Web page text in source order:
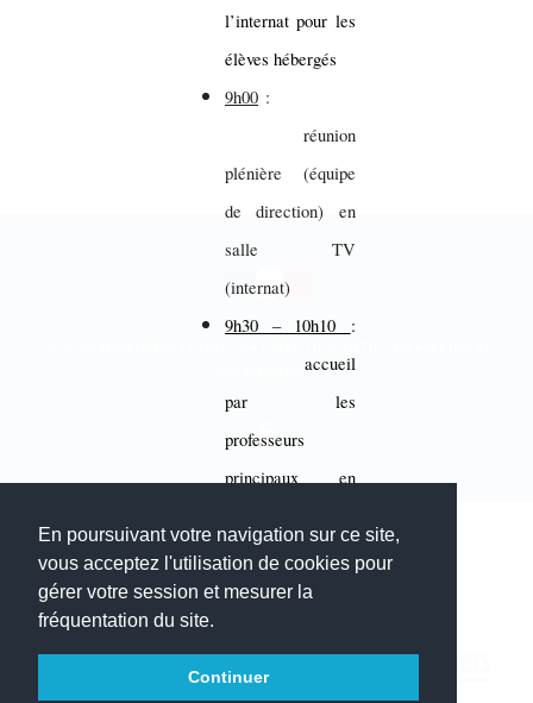
En poursuivant votre navigation sur ce site,
vous acceptez l'utilisation de cookies pour
gérer votre session et mesurer la
fréquentation du site.
Continuer
l’internat pour les
élèves hébergés
9h00 :
réunion
plénière (équipe
de direction) en
salle TV
(internat)
9h30 – 10h10 :
accueil
par les
professeurs
principaux en
12h20:
Mise en place des
INNOVATIONS™